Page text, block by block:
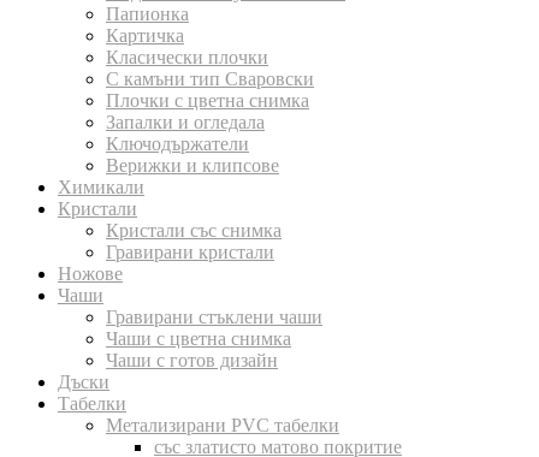
Папионка
Картичка
Класически плочки
С камъни тип Сваровски
Плочки с цветна снимка
Запалки и огледала
Ключодържатели
Верижки и клипсове
Химикали
Кристали
Кристали със снимка
Гравирани кристали
Ножове
Чаши
Гравирани стъклени чаши
Чаши с цветна снимка
Чаши с готов дизайн
Дъски
Табелки
Метализирани PVC табелки
със златисто матово покритие